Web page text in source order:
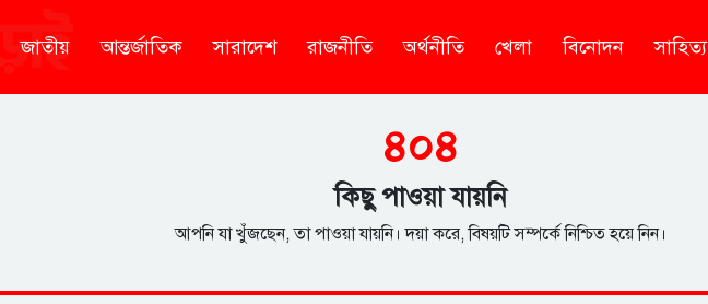
জাতীয় আন্তর্জাতিক সারাদেশ রাজনীতি অর্থনীতি খেলা বিনোদন সাহিত্য
৪০৪
কিছু পাওয়া যায়নি
আপনি যা খুঁজছেন, তা পাওয়া যায়নি। দয়া করে, বিষয়টি সম্পর্কে নিশ্চিত হয়ে নিন।